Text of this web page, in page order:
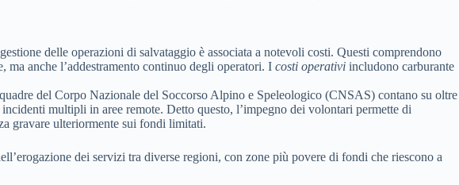
delle operazioni di salvataggio è associata a notevoli costi. Questi comprendono
ma anche l’addestramento continuo degli operatori. I costi operativi includono carburante
del Corpo Nazionale del Soccorso Alpino e Speleologico (CNSAS) contano su oltre
multipli in aree remote. Detto questo, l’impegno dei volontari permette di
gravare ulteriormente sui fondi limitati.
dei servizi tra diverse regioni, con zone più povere di fondi che riescono a